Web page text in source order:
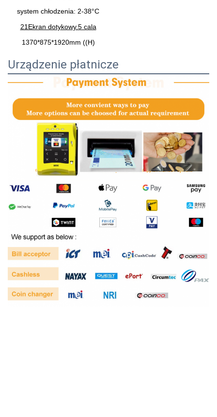
system chłodzenia: 2-38°C
21Ekran dotykowy.5 cala
1370*875*1920mm ((H)
Urządzenie płatnicze